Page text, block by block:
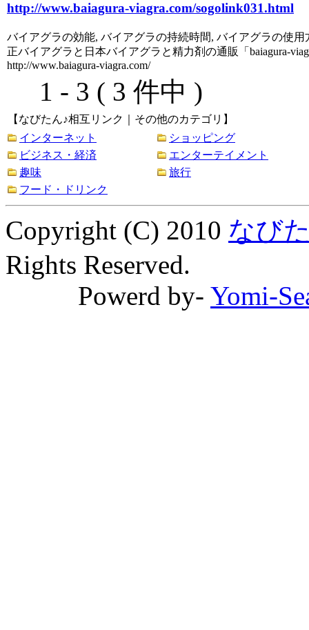
http://www.baiagura-viagra.com/sogolink031.html
バイアグラの効能, バイアグラの持続時間, バイアグラの使
正バイアグラと日本バイアグラと精力剤の通販「baiagura-
http://www.baiagura-viagra.com/
1 - 3 ( 3 件中 )
【なびたん♪相互リンク｜その他のカテゴリ】
インターネット
ショッピング
ビジネス・経済
エンターテイメント
趣味
旅行
フード・ドリンク
Copyright (C) 2010 なび
Rights Reserved.
Powerd by- Yomi-